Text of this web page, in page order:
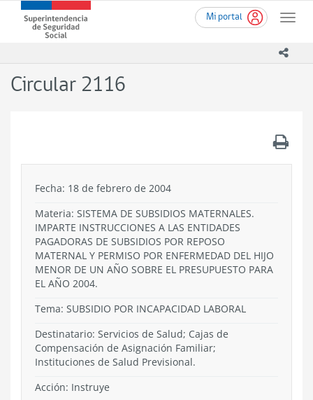
contenido
Mi portal
Toggle
Superintendencia
de
-
Circular 2116
Fecha: 18 de febrero de 2004
Materia: SISTEMA DE SUBSIDIOS MATERNALES.
IMPARTE INSTRUCCIONES A LAS ENTIDADES
PAGADORAS DE SUBSIDIOS POR REPOSO
MATERNAL Y PERMISO POR ENFERMEDAD DEL HIJO
MENOR DE UN AÑO SOBRE EL PRESUPUESTO PARA
EL AÑO 2004.
Tema: SUBSIDIO POR INCAPACIDAD LABORAL
Destinatario: Servicios de Salud; Cajas de
Compensación de Asignación Familiar;
Instituciones de Salud Previsional.
Acción: Instruye